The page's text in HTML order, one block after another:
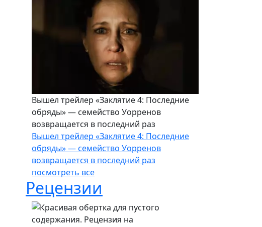
Вышел трейлер «Заклятие 4: Последние
обряды» — семейство Уорренов
возвращается в последний раз
Вышел трейлер «Заклятие 4: Последние
обряды» — семейство Уорренов
возвращается в последний раз
посмотреть все
Рецензии